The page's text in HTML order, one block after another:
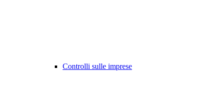
Controlli sulle imprese